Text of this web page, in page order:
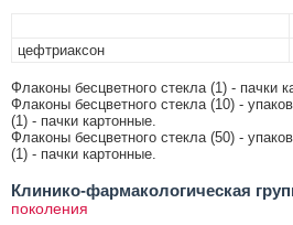
цефтриаксон
Флаконы бесцветного стекла (1) - пачки
Флаконы бесцветного стекла (10) -
(1) - пачки картонные.
Флаконы бесцветного стекла (50) -
(1) - пачки картонные.
Клинико-фармакологическая
поколения